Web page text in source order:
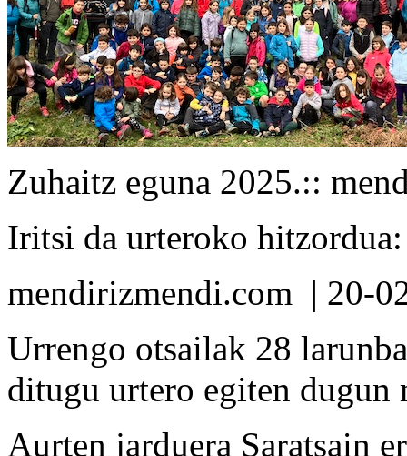
Zuhaitz eguna 2025.::
Iritsi da urteroko
mendirizmendi.com | 20-
Urrengo otsailak 28
ditugu urtero egiten dugun
Aurten jarduera Saratsain